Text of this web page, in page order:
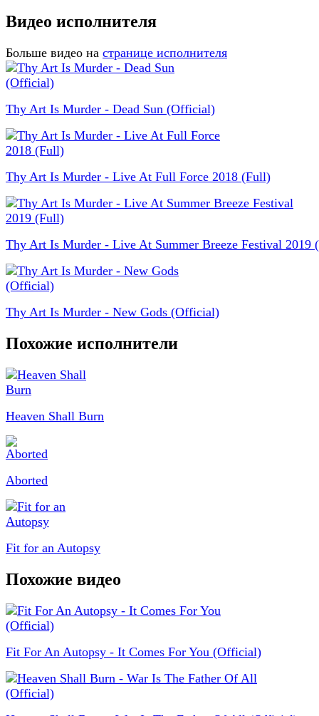
Видео исполнителя
Больше видео на странице исполнителя
Thy Art Is Murder - Dead Sun (Official)
Thy Art Is Murder - Live At Full Force 2018 (Full)
Thy Art Is Murder - Live At Summer Breeze Festival 2019
Thy Art Is Murder - New Gods (Official)
Похожие исполнители
Heaven Shall Burn
Aborted
Fit for an Autopsy
Похожие видео
Fit For An Autopsy - It Comes For You (Official)